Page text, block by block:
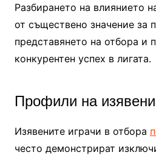
Разбирането на влиянието
от съществено значение за
представянето на отбора и
конкурентен успех в лигата.
Профили на изявени
Изявените играчи в отбора
често демонстрират